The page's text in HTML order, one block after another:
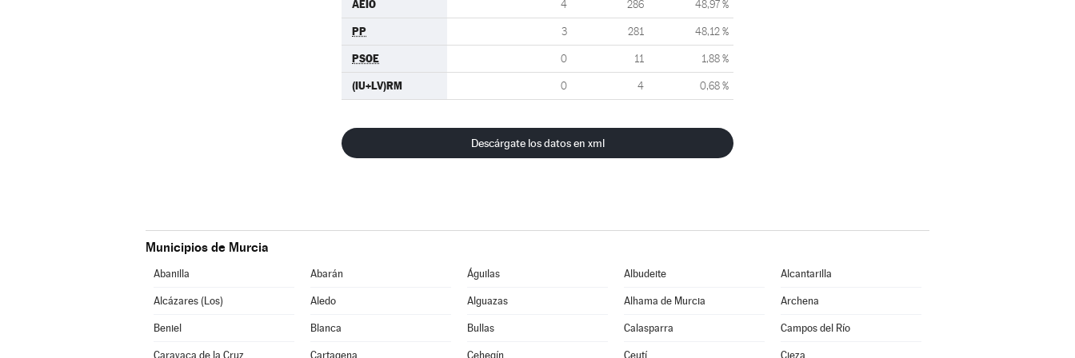
AEIO 4 286 48,97 %
PP 3 281 48,12 %
PSOE 0 11 1,88 %
(IU+LV)RM 0 4 0,68 %
Descárgate los datos en xml
Municipios de Murcia
Abanilla Abarán Águilas Albudeite Alcantarilla
Alcázares (Los) Aledo Alguazas Alhama de Murcia Archena
Beniel Blanca Bullas Calasparra Campos del Río
Caravaca de la Cruz Cartagena Cehegín Ceutí Cieza